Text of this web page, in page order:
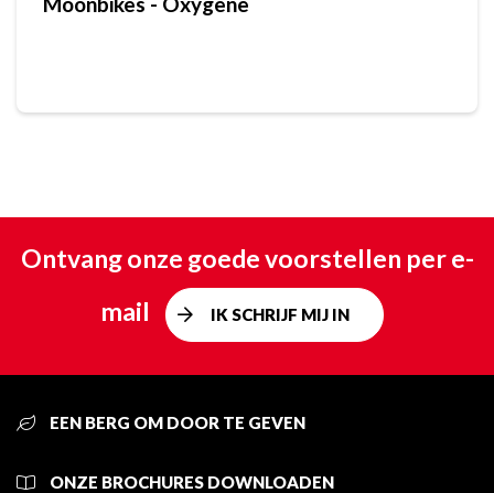
Ontvang onze goede voorstellen per e-
mail
IK SCHRIJF MIJ IN
EEN BERG OM DOOR TE GEVEN
ONZE BROCHURES DOWNLOADEN